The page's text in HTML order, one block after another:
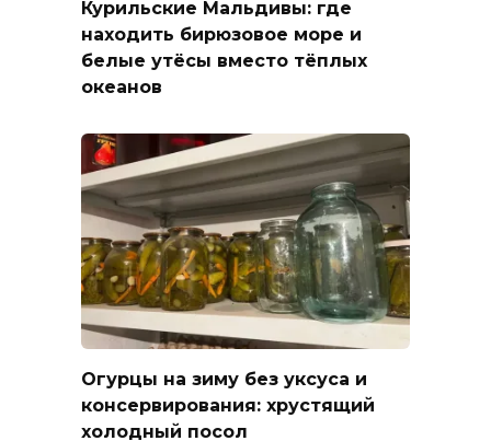
Курильские Мальдивы: где
находить бирюзовое море и
белые утёсы вместо тёплых
океанов
Огурцы на зиму без уксуса и
консервирования: хрустящий
холодный посол